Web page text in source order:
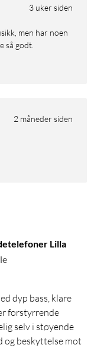
3 uker siden
så godt.
2 måneder siden
Lilla
dyp bass, klare
forstyrrende
selv i støyende
og beskyttelse mot